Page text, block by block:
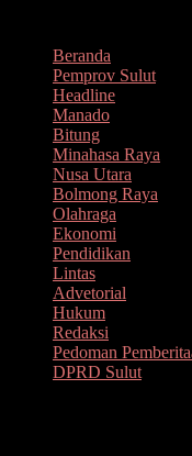
kontenBeranda
Pemprov Sulut
Headline
Manado
Bitung
Minahasa Raya
Nusa Utara
Bolmong Raya
Olahraga
Ekonomi
Pendidikan
Lintas
Advetorial
Hukum
Redaksi
Pedoman
DPRD Sulut